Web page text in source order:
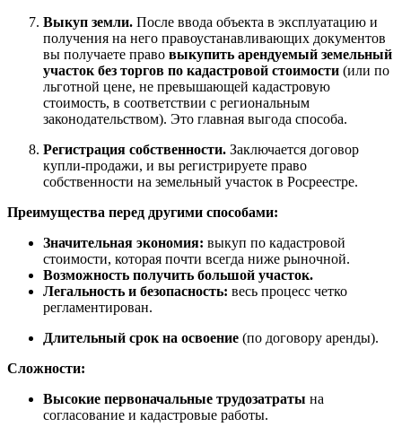
Выкуп земли. После ввода объекта в эксплуатацию и
получения на него правоустанавливающих документов
вы получаете право выкупить арендуемый земельный
участок без торгов по кадастровой стоимости (или по
льготной цене, не превышающей кадастровую
стоимость, в соответствии с региональным
законодательством). Это главная выгода способа.
Регистрация собственности. Заключается договор
купли-продажи, и вы регистрируете право
собственности на земельный участок в Росреестре.
Преимущества перед другими способами:
Значительная экономия: выкуп по кадастровой
стоимости, которая почти всегда ниже рыночной.
Возможность получить большой участок.
Легальность и безопасность: весь процесс четко
регламентирован.
Длительный срок на освоение (по договору аренды).
Сложности:
Высокие первоначальные трудозатраты на
согласование и кадастровые работы.